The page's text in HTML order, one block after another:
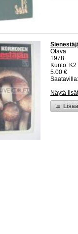
Otava
1978
Kunto:
5.00 €
Näytä